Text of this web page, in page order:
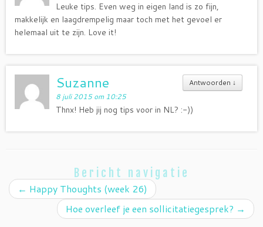
Leuke tips. Even weg in eigen land is zo fijn,
makkelijk en laagdrempelig maar toch met het gevoel er
helemaal uit te zijn. Love it!
Antwoorden ↓
Suzanne
8 juli 2015 om 10:25
Thnx! Heb jij nog tips voor in NL? :-))
Bericht navigatie
← Happy Thoughts (week 26)
Hoe overleef je een sollicitatiegesprek? →